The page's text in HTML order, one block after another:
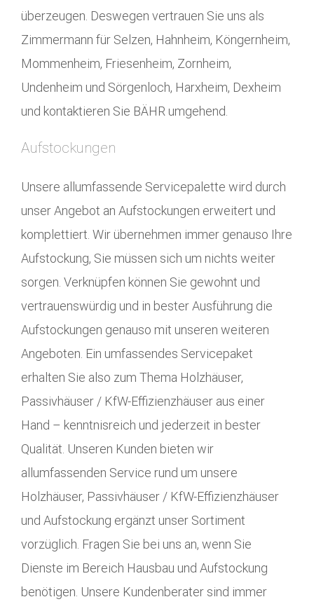
überzeugen. Deswegen vertrauen Sie uns als
Zimmermann für Selzen, Hahnheim, Köngernheim,
Mommenheim, Friesenheim, Zornheim,
Undenheim und Sörgenloch, Harxheim, Dexheim
und kontaktieren Sie BÄHR umgehend.
Aufstockungen
Unsere allumfassende Servicepalette wird durch
unser Angebot an Aufstockungen erweitert und
komplettiert. Wir übernehmen immer genauso Ihre
Aufstockung, Sie müssen sich um nichts weiter
sorgen. Verknüpfen können Sie gewohnt und
vertrauenswürdig und in bester Ausführung die
Aufstockungen genauso mit unseren weiteren
Angeboten. Ein umfassendes Servicepaket
erhalten Sie also zum Thema Holzhäuser,
Passivhäuser / KfW-Effizienzhäuser aus einer
Hand – kenntnisreich und jederzeit in bester
Qualität. Unseren Kunden bieten wir
allumfassenden Service rund um unsere
Holzhäuser, Passivhäuser / KfW-Effizienzhäuser
und Aufstockung ergänzt unser Sortiment
vorzüglich. Fragen Sie bei uns an, wenn Sie
Dienste im Bereich Hausbau und Aufstockung
benötigen. Unsere Kundenberater sind immer